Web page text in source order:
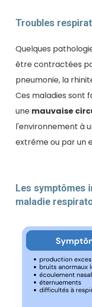
Troubles
Quelques
être contractées
pneumonie, la
Ces maladies sont
une mauvaise
l'environnement à
extrême ou par un
Les symptômes
maladie